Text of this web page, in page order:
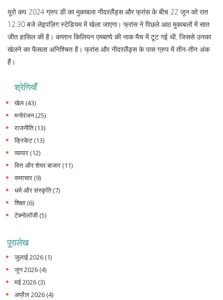
यूरो कप 2024 ग्रुप डी का मुकाबला नीदरलैंड्स और फ्रांस के बीच 22 जून को रात
12:30 बजे लेइपज़िग स्टेडियम में खेला जाएगा। फ्रांस ने पिछले आठ मुकाबलों में सात
जीत हासिल की है। कप्तान किलियन एमबाप्पे की नाक मैच में टूट गई थी, जिससे उनका
खेलने का फैसला अनिश्चित है। फ्रांस और नीदरलैंड्स के पास ग्रुप में तीन-तीन अंक
हैं।
श्रेणियाँ
खेल (43)
मनोरंजन(25)
राजनीति(13)
क्रिकेट(13)
व्यापार (12)
वित्त और शेयर बाजार (11)
समाचार (9)
धर्म और संस्कृति(7)
शिक्षा (6)
टेक्नोलॉजी (5)
पुरालेख
जुलाई 2026 (1)
जून 2026 (4)
मई 2026 (3)
अप्रैल 2026 (4)